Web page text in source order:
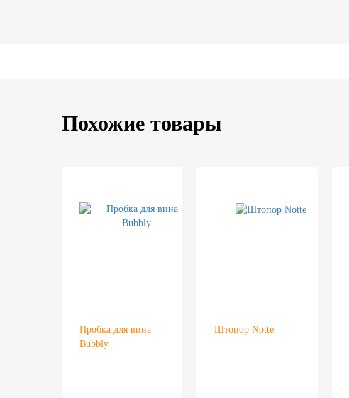
Похожие товары
Пробка для вина
Bubbly
Штопор Notte